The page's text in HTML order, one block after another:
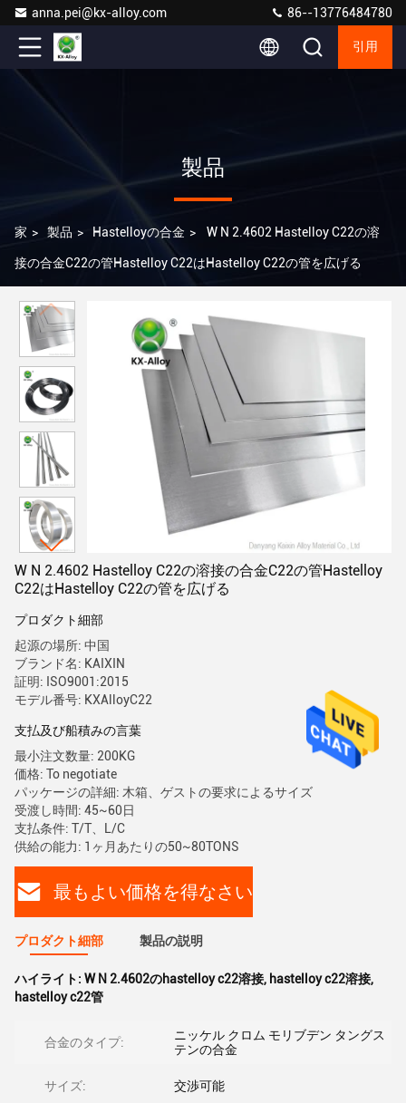
anna.pei@kx-alloy.com 86--13776484780
引用
製品
家 > 製品 > Hastelloyの合金 > W N 2.4602 Hastelloy C22の溶
接の合金C22の管Hastelloy C22はHastelloy C22の管を広げる
W N 2.4602 Hastelloy C22の溶接の合金C22の管Hastelloy
C22はHastelloy C22の管を広げる
プロダクト細部
起源の場所: 中国
ブランド名: KAIXIN
証明: ISO9001:2015
モデル番号: KXAlloyC22
支払及び船積みの言葉
最小注文数量: 200KG
価格: To negotiate
パッケージの詳細: 木箱、ゲストの要求によるサイズ
受渡し時間: 45~60日
支払条件: T/T、L/C
供給の能力: 1ヶ月あたりの50~80TONS
最もよい価格を得なさい
プロダクト細部 製品の説明
ハイライト: W N 2.4602のhastelloy c22溶接, hastelloy c22溶接,
hastelloy c22管
合金のタイプ:
ニッケル クロム モリブデン タングス
テンの合金
サイズ: 交渉可能